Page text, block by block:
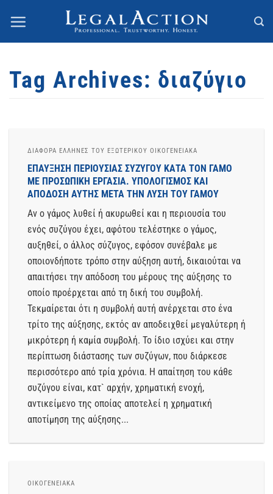
content
Tag Archives: διαζύγιο
ΔΙΆΦΟΡΑ ΈΛΛΗΝΕΣ ΤΟΥ ΕΞΩΤΕΡΙΚΟΥ ΟΙΚΟΓΕΝΕΙΑΚΆ
ΕΠΑΥΞΗΣΗ ΠΕΡΙΟΥΣΙΑΣ ΣΥΖΥΓΟΥ ΚΑΤΑ ΤΟΝ ΓΑΜΟ
ΜΕ ΠΡΟΣΩΠΙΚΗ ΕΡΓΑΣΙΑ. ΥΠΟΛΟΓΙΣΜΟΣ ΚΑΙ
ΑΠΟΔΟΣΗ ΑΥΤΗΣ ΜΕΤΑ ΤΗΝ ΛΥΣΗ ΤΟΥ ΓΑΜΟΥ
Αν ο γάμος λυθεί ή ακυρωθεί και η περιουσία του
ενός συζύγου έχει, αφότου τελέστηκε ο γάμος,
αυξηθεί, ο άλλος σύζυγος, εφόσον συνέβαλε με
οποιονδήποτε τρόπο στην αύξηση αυτή, δικαιούται να
απαιτήσει την απόδοση του μέρους της αύξησης το
οποίο προέρχεται από τη δική του συμβολή.
Τεκμαίρεται ότι η συμβολή αυτή ανέρχεται στο ένα
τρίτο της αύξησης, εκτός αν αποδειχθεί μεγαλύτερη ή
μικρότερη ή καμία συμβολή. Το ίδιο ισχύει και στην
περίπτωση διάστασης των συζύγων, που διάρκεσε
περισσότερο από τρία χρόνια. Η απαίτηση του κάθε
συζύγου είναι, κατ` αρχήν, χρηματική ενοχή,
αντικείμενο της οποίας αποτελεί η χρηματική
αποτίμηση της αύξησης...
ΟΙΚΟΓΕΝΕΙΑΚΆ